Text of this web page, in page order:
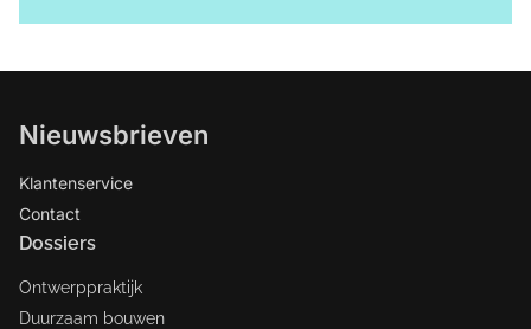
Nieuwsbrieven
Klantenservice
Contact
Dossiers
Ontwerppraktijk
Duurzaam bouwen